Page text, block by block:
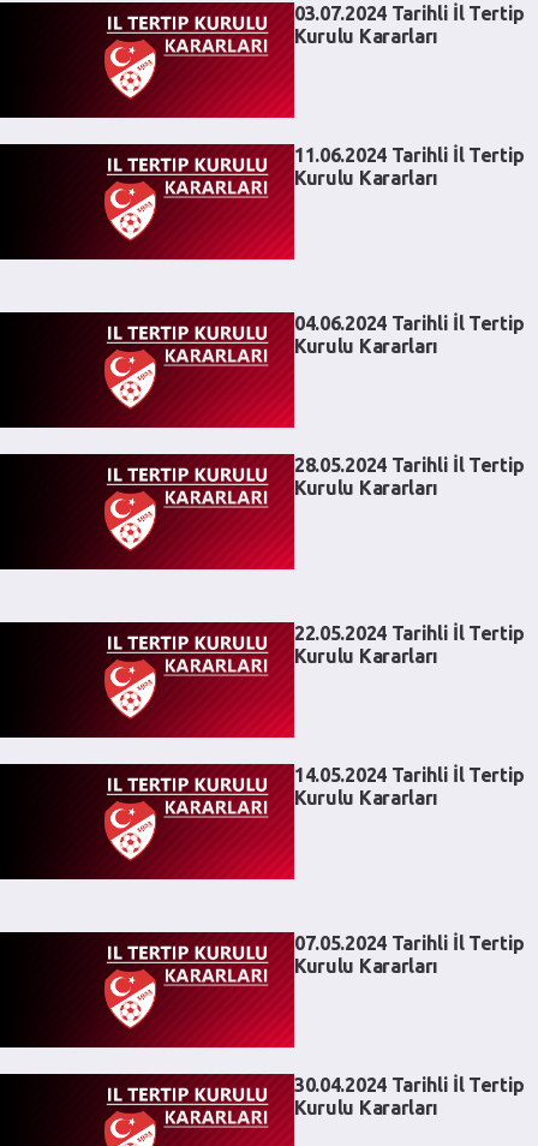
03.07.2024 Tarihli İl Tertip
Kurulu Kararları
11.06.2024 Tarihli İl Tertip
Kurulu Kararları
04.06.2024 Tarihli İl Tertip
Kurulu Kararları
28.05.2024 Tarihli İl Tertip
Kurulu Kararları
22.05.2024 Tarihli İl Tertip
Kurulu Kararları
14.05.2024 Tarihli İl Tertip
Kurulu Kararları
07.05.2024 Tarihli İl Tertip
Kurulu Kararları
30.04.2024 Tarihli İl Tertip
Kurulu Kararları